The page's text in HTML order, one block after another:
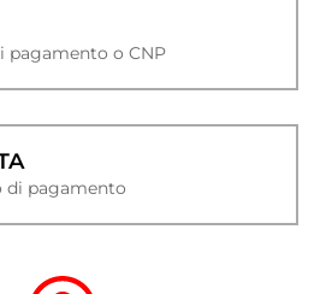
pagamento o CNP
di pagamento